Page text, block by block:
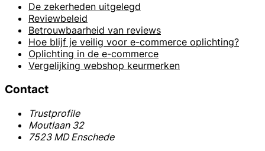
De zekerheden uitgelegd
Reviewbeleid
Betrouwbaarheid van reviews
Hoe blijf je veilig voor e-commerce oplichting?
Oplichting in de e-commerce
Vergelijking webshop keurmerken
Contact
Trustprofile
Moutlaan 32
7523 MD Enschede